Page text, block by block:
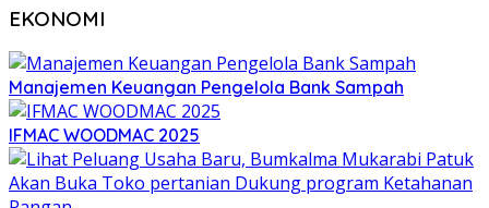
EKONOMI
Manajemen Keuangan Pengelola Bank Sampah
IFMAC WOODMAC 2025